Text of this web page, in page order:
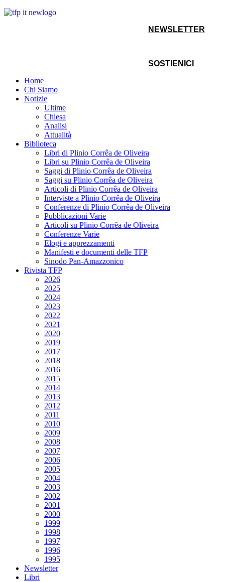
NEWSLETTER
SOSTIENICI
Home
Chi Siamo
Notizie
Ultime
Chiesa
Analisi
Attualità
Biblioteca
Libri di Plinio Corrêa de Oliveira
Libri su Plinio Corrêa de Oliveira
Saggi di Plinio Corrêa de Oliveira
Saggi su Plinio Corrêa de Oliveira
Articoli di Plinio Corrêa de Oliveira
Interviste a Plinio Corrêa de Oliveira
Conferenze di Plinio Corrêa de Oliveira
Pubblicazioni Varie
Articoli su Plinio Corrêa de Oliveira
Conferenze Varie
Elogi e apprezzamenti
Manifesti e documenti delle TFP
Sinodo Pan-Amazzonico
Rivista TFP
2026
2025
2024
2023
2022
2021
2020
2019
2017
2018
2016
2015
2014
2013
2012
2011
2010
2009
2008
2007
2006
2005
2004
2003
2002
2001
2000
1999
1998
1997
1996
1995
Newsletter
Libri